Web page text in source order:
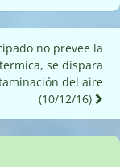
no prevee la
se dispara
del aire
(10/12/16)